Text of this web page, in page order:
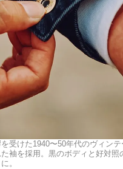
受けた1940〜50年代のヴィンテ
袖を採用。黒のボディと好対照
。